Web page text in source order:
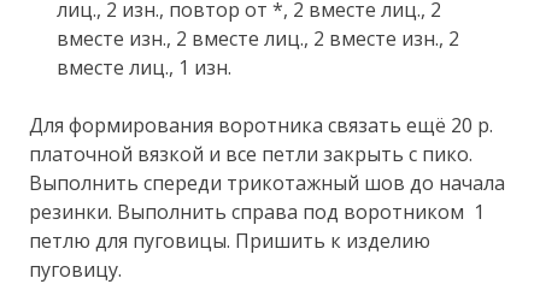
лиц., 2 изн., повтор от *, 2 вместе лиц., 2
вместе изн., 2 вместе лиц., 2 вместе изн., 2
вместе лиц., 1 изн.
Для формирования воротника связать ещё 20 р.
платочной вязкой и все петли закрыть с пико.
Выполнить спереди трикотажный шов до начала
резинки. Выполнить справа под воротником 1
петлю для пуговицы. Пришить к изделию
пуговицу.